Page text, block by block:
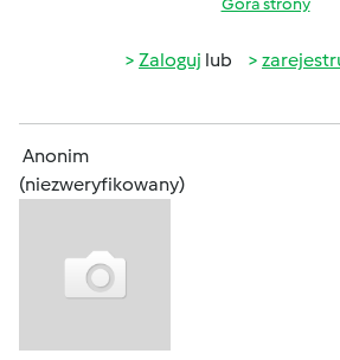
Góra strony
Zaloguj lub
Anonim
(niezweryfikowany)